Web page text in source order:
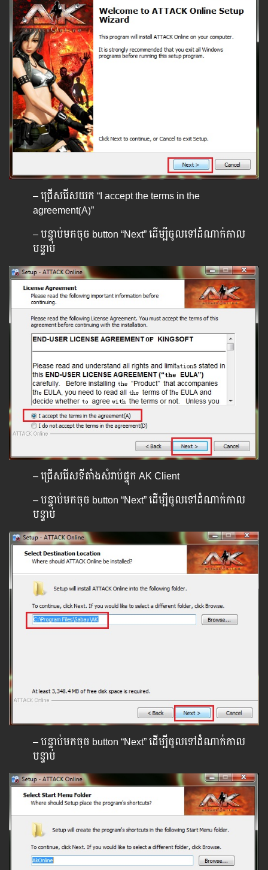
– ជ្រើសរើសយក “I accept the terms in the
agreement(A)”
– បន្ទាប់មកចុច button “Next” ដើម្បីចូលទៅដំណាក់កាល
បន្ទាប់
– ជ្រើសរើសទីតាំងសំរាប់ផ្ទុក AK Client
– បន្ទាប់មកចុច button “Next” ដើម្បីចូលទៅដំណាក់កាល
បន្ទាប់
– បន្ទាប់មកចុច button “Next” ដើម្បីចូលទៅដំណាក់កាល
បន្ទាប់